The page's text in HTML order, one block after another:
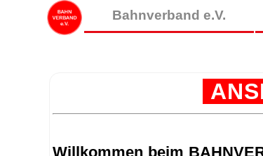
Bahnverband e.V.
Willkommen beim